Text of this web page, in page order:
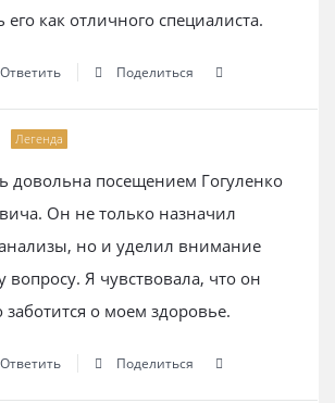
как отличного специалиста.
Ответить Поделиться
Легенда
довольна посещением Гогуленко
Он не только назначил
но и уделил внимание
Я чувствовала, что он
заботится о моем здоровье.
Ответить Поделиться